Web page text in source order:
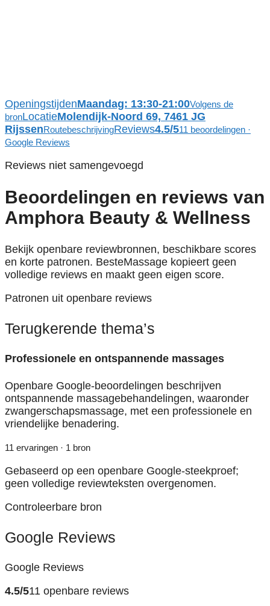
OpeningstijdenMaandag: 13:30-21:00Volgens de
bronLocatieMolendijk-Noord 69, 7461 JG
RijssenRoutebeschrijvingReviews4.5/511 beoordelingen ·
Google Reviews
Reviews niet samengevoegd
Beoordelingen en reviews van
Amphora Beauty & Wellness
Bekijk openbare reviewbronnen, beschikbare scores
en korte patronen. BesteMassage kopieert geen
volledige reviews en maakt geen eigen score.
Patronen uit openbare reviews
Terugkerende thema’s
Professionele en ontspannende massages
Openbare Google-beoordelingen beschrijven
ontspannende massagebehandelingen, waaronder
zwangerschapsmassage, met een professionele en
vriendelijke benadering.
11 ervaringen · 1 bron
Gebaseerd op een openbare Google-steekproef;
geen volledige reviewteksten overgenomen.
Controleerbare bron
Google Reviews
Google Reviews
4.5/511 openbare reviews